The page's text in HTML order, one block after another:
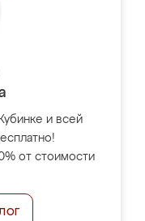
и всей
от стоимости